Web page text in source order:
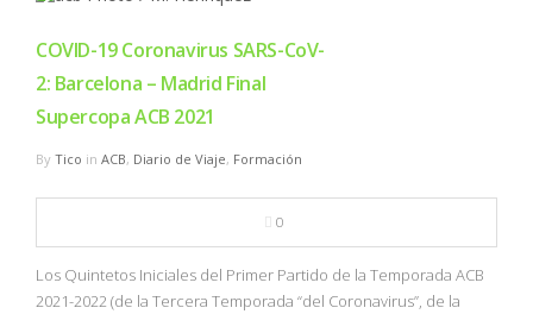
COVID-19 Coronavirus SARS-CoV-
2: Barcelona – Madrid Final
Supercopa ACB 2021
By Tico in ACB, Diario de Viaje, Formación
0
Los Quintetos Iniciales del Primer Partido de la Temporada ACB
2021-2022 (de la Tercera Temporada “del Coronavirus”, de la